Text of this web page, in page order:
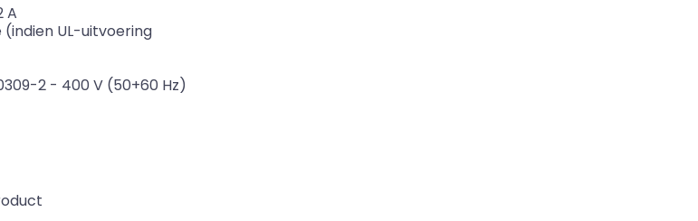
A
UL-uitvoering
2- 400 V (50+60 Hz)